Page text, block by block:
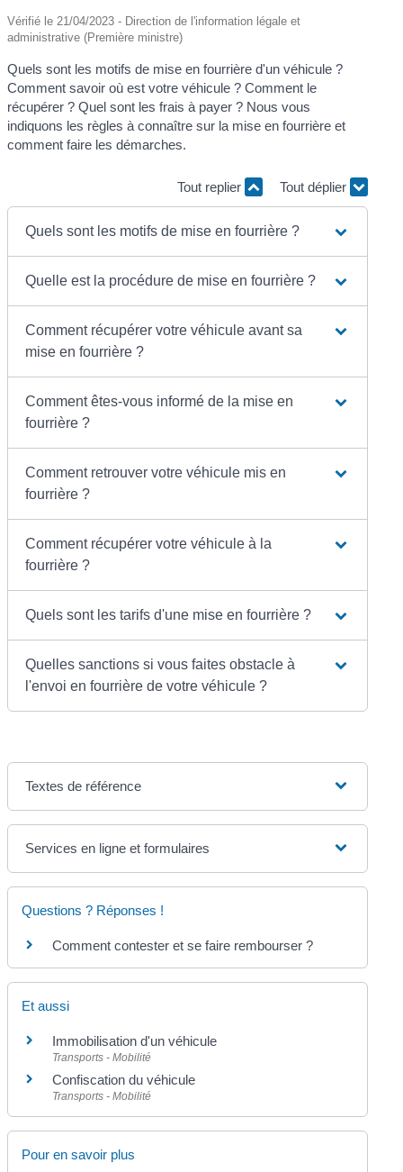
Vérifié le 21/04/2023 - Direction de l'information légale et
administrative (Première ministre)
Quels sont les motifs de mise en fourrière d'un véhicule ?
Comment savoir où est votre véhicule ? Comment le
récupérer ? Quel sont les frais à payer ? Nous vous
indiquons les règles à connaître sur la mise en fourrière et
comment faire les démarches.
Tout replier Tout déplier
Quels sont les motifs de mise en fourrière ?
Quelle est la procédure de mise en fourrière ?
Comment récupérer votre véhicule avant sa
mise en fourrière ?
Comment êtes-vous informé de la mise en
fourrière ?
Comment retrouver votre véhicule mis en
fourrière ?
Comment récupérer votre véhicule à la
fourrière ?
Quels sont les tarifs d'une mise en fourrière ?
Quelles sanctions si vous faites obstacle à
l'envoi en fourrière de votre véhicule ?
Textes de référence
Services en ligne et formulaires
Questions ? Réponses !
Comment contester et se faire rembourser ?
Et aussi
Immobilisation d'un véhicule
Transports - Mobilité
Confiscation du véhicule
Transports - Mobilité
Pour en savoir plus